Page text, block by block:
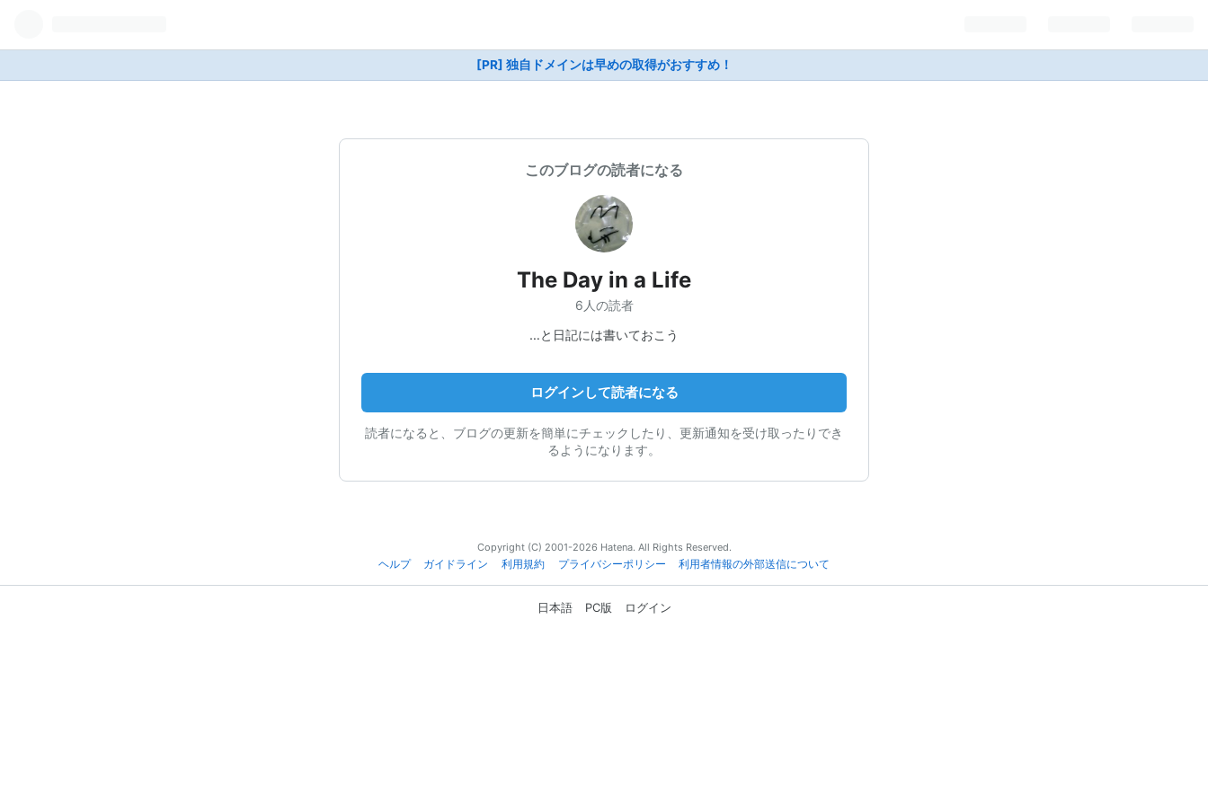
[PR] 独自ドメインは早めの取得がおすすめ！
このブログの読者になる
The Day in a Life
6人の読者
…と日記には書いておこう
ログインして読者になる
読者になると、ブログの更新を簡単にチェックしたり、更新通知を受け取ったりでき
るようになります。
Copyright (C) 2001-2026 Hatena. All Rights Reserved.
ヘルプ
ガイドライン 利用規約 プライバシーポリシー 利用者情報の外部送信について
日本語 PC版 ログイン